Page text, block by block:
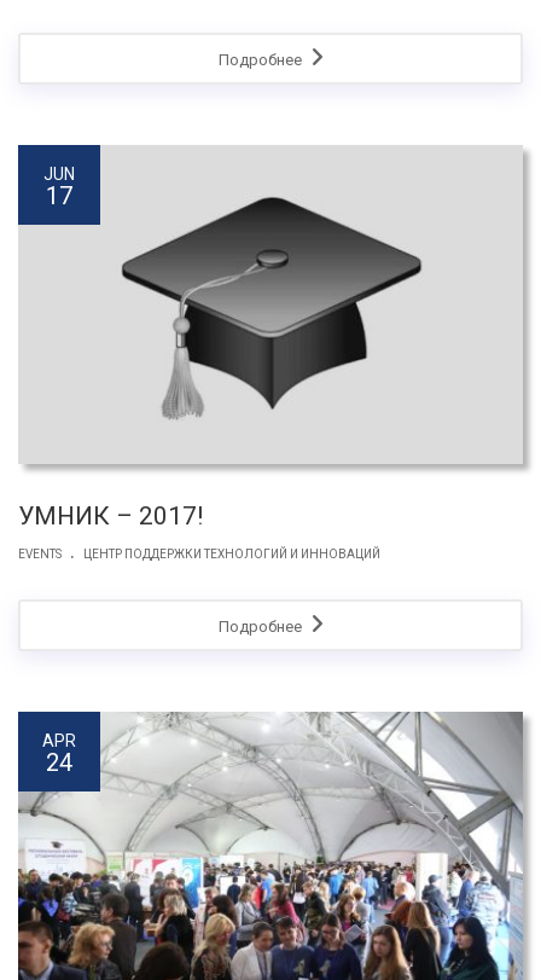
Подробнее
JUN
17
УМНИК – 2017!
EVENTS . ЦЕНТР ПОДДЕРЖКИ ТЕХНОЛОГИЙ И ИННОВАЦИЙ
Подробнее
APR
24